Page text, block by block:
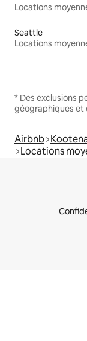
Seattle
* Des exclusions
géographiques et
Airbnb
Locations